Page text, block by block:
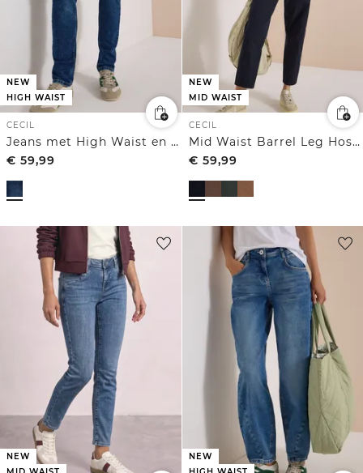
NEW
HIGH WAIST
CECIL
Jeans met High Waist en smalle pijpen in Slim Fit
€ 59,99
NEW
MID WAIST
CECIL
Mid Waist Barrel Leg Hose im Casual Fit
€ 59,99
NEW
NEW